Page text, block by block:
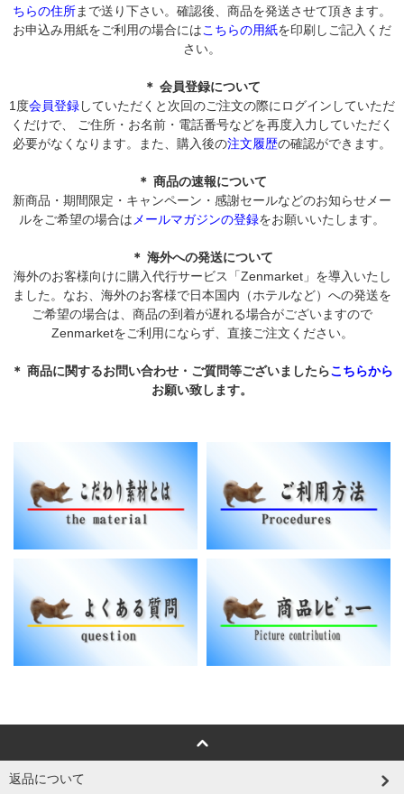
ちらの住所まで送り下さい。確認後、商品を発送させて頂きます。
お申込み用紙をご利用の場合にはこちらの用紙を印刷しご記入くだ
さい。
＊ 会員登録について
1度会員登録していただくと次回のご注文の際にログインしていただ
くだけで、 ご住所・お名前・電話番号などを再度入力していただく
必要がなくなります。また、購入後の注文履歴の確認ができます。
＊ 商品の速報について
新商品・期間限定・キャンペーン・感謝セールなどのお知らせメー
ルをご希望の場合は メールマガジンの登録をお願いいたします。
＊ 海外への発送について
海外のお客様向けに購入代行サービス「Zenmarket」を導入いたし
ました。なお、海外のお客様で日本国内（ホテルなど）への発送を
ご希望の場合は、商品の到着が遅れる場合がございますので
Zenmarketをご利用にならず、直接ご注文ください。
＊ 商品に関するお問い合わせ・ご質問等ございましたらこちらから
お願い致します。
返品について